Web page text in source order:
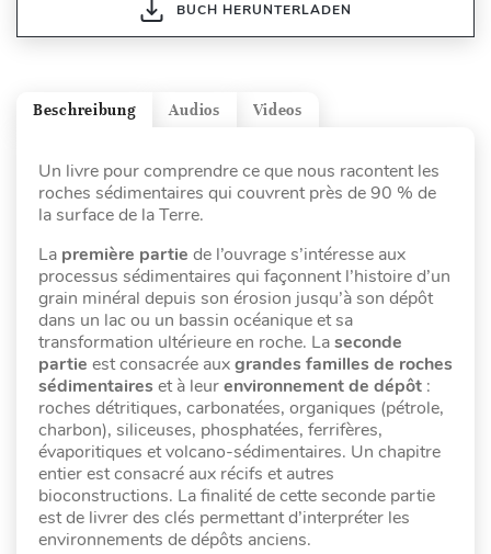
BUCH HERUNTERLADEN
Videos
Audios
Beschreibung
Un livre pour comprendre ce que nous racontent les
roches sédimentaires qui couvrent près de 90 % de
la surface de la Terre.
La première partie de l’ouvrage s’intéresse aux
processus sédimentaires qui façonnent l’histoire d’un
grain minéral depuis son érosion jusqu’à son dépôt
dans un lac ou un bassin océanique et sa
transformation ultérieure en roche. Laseconde
partie est consacrée auxgrandes familles de roches
sédimentaires et à leurenvironnement de dépôt :
roches détritiques, carbonatées, organiques (pétrole,
charbon), siliceuses, phosphatées, ferrifères,
évaporitiques et volcano-sédimentaires. Un chapitre
entier est consacré aux récifs et autres
bioconstructions. La finalité de cette seconde partie
est de livrer des clés permettant d’interpréter les
environnements de dépôts anciens.